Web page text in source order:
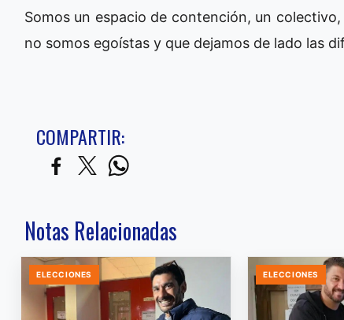
Somos un espacio de contención, un
no somos egoístas y que dejamos de lado las
COMPARTIR:
Notas Relacionadas
ELECCIONES ELECCIONES